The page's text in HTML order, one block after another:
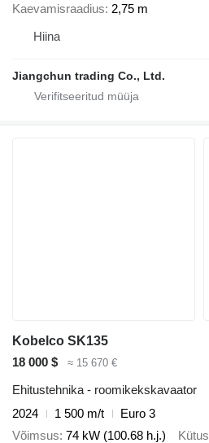
Kaevamisraadius 2,75 m
Hiina
Jiangchun trading Co., Ltd.
Kobelco SK135
18 000 $
≈ 15 670 €
Ehitustehnika - roomikekskavaator
2024
1 500 m/t
Euro 3
Võimsus 74 kW (100.68 h.j.) Kütus